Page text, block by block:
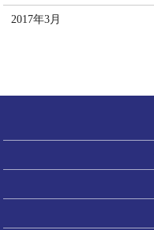
2017年3月